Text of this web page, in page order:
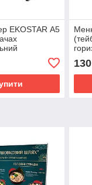
EKOSTAR А5
130